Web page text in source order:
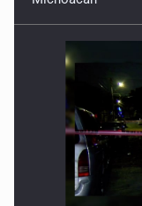
Balean a hombre
detonación